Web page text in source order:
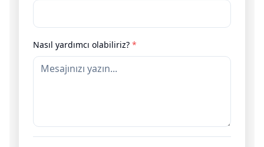
Nasıl yardımcı olabiliriz? *